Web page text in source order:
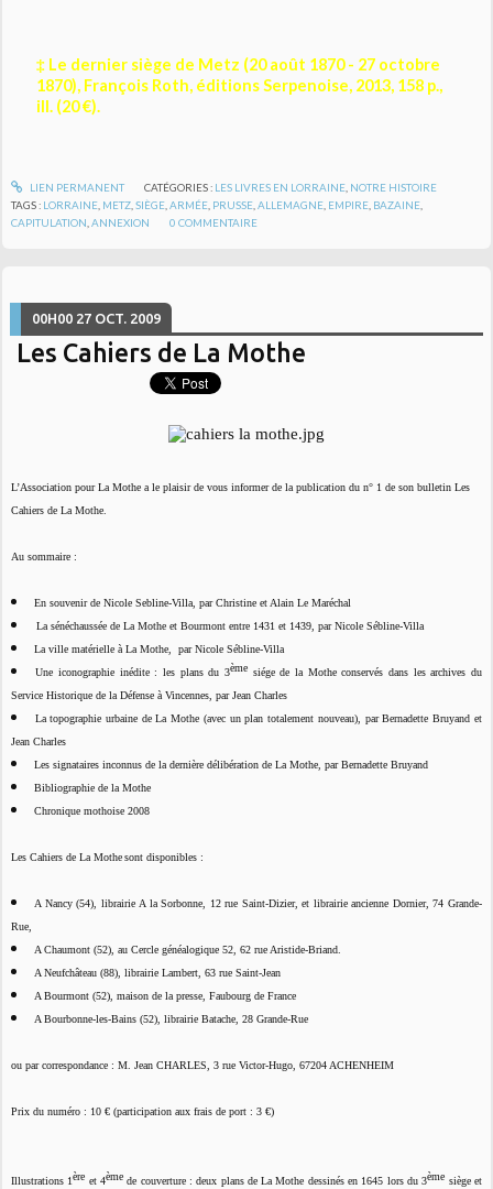
‡ Le dernier siège de Metz (20 août 1870 - 27 octobre
1870), François Roth, éditions Serpenoise, 2013, 158 p.,
ill. (20 €).
LIEN PERMANENT CATÉGORIES : LES LIVRES EN LORRAINE, NOTRE HISTOIRE
TAGS : LORRAINE METZ ,SIÈGE ,ARMÉE PRUSSE ,ALLEMAGNE EMPIRE BAZAINE
CAPITULATION ,ANNEXION 0 COMMENTAIRE
00H00 27 OCT. 2009
Les Cahiers de La Mothe
L’Association pour La Mothe a le plaisir de vous informer de la publication du n° 1 de son bulletinLes
Cahiers de La Mothe.
Au sommaire :
En souvenir de Nicole Sebline-Villa, par Christine et Alain Le Maréchal
La sénéchaussée de La Mothe et Bourmont entre 1431 et 1439, par Nicole Sébline-Villa
La ville matérielle à La Mothe,
par Nicole Sébline-Villa
Une iconographie inédite : les plans du 3ème siége de la Mothe conservés dans les archives du
Service Historique de la Défense à Vincennes, par Jean Charles
La topographie urbaine de La Mothe (avec un plan totalement nouveau), par Bernadette Bruyand et
Jean Charles
Les signataires inconnus de la dernière délibération de La Mothe, par Bernadette Bruyand
Bibliographie de la Mothe
Chronique mothoise 2008
Les Cahiers de La Mothesont disponibles :
A Nancy (54), librairie A la Sorbonne, 12 rue Saint-Dizier, et librairie ancienne Dornier, 74 Grande-
Rue,
A Chaumont (52), au Cercle généalogique 52, 62 rue Aristide-Briand.
A Neufchâteau (88), librairie Lambert, 63 rue Saint-Jean
A Bourmont (52), maison de la presse, Faubourg de France
A Bourbonne-les-Bains (52), librairie Batache, 28 Grande-Rue
ou par correspondance : M. Jean CHARLES, 3 rue Victor-Hugo, 67204 ACHENHEIM
Prix du numéro : 10 € (participation aux frais de port : 3 €)
Illustrations 1ère et 4ème de couverture : deux plans de La Mothe dessinés en 1645 lors du 3ème siège et